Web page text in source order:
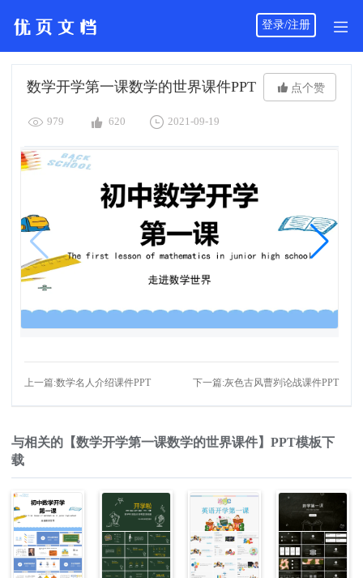
登录/注册
数学开学第一课数学的世界课件PPT  点个赞
 979  620  2021-09-19
上一篇:数学名人介绍课件PPT 下一篇:灰色古风曹刿论战课件PPT
与相关的【数学开学第一课数学的世界课件】PPT模板下
载